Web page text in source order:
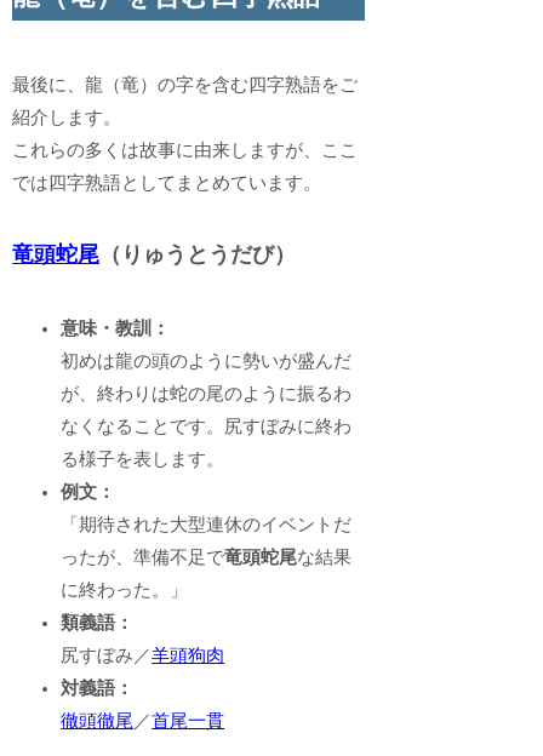
最後に、龍（竜）の字を含む四字熟語をご
紹介します。
これらの多くは故事に由来しますが、ここ
では四字熟語としてまとめています。
竜頭蛇尾 （りゅうとうだび）
意味・教訓：
初めは龍の頭のように勢いが盛んだ
が、終わりは蛇の尾のように振るわ
なくなることです。尻すぼみに終わ
る様子を表します。
例文：
「期待された大型連休のイベントだ
ったが、準備不足で竜頭蛇尾な結果
に終わった。」
類義語：
尻すぼみ／羊頭狗肉
対義語：
徹頭徹尾 ／首尾一貫